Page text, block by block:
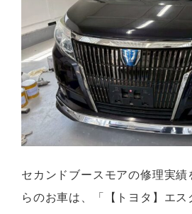
セカンドブースモアの修理実績
らのお車は、「【トヨタ】エ